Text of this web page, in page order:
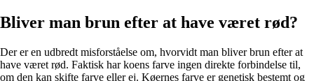
Bliver man brun efter at have været rød?
Der er en udbredt misforståelse om, hvorvidt man bliver brun efter at
have været rød. Faktisk har koens farve ingen direkte forbindelse til,
om den kan skifte farve eller ej. Køernes farve er genetisk bestemt og